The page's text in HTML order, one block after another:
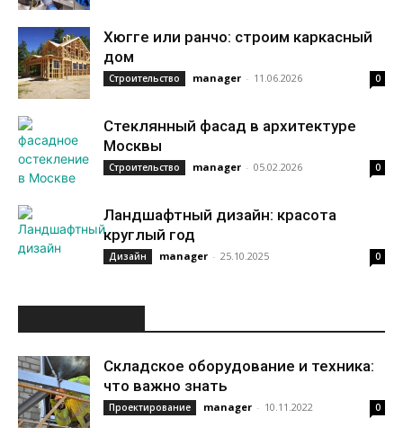
Хюгге или ранчо: строим каркасный
дом
Строительство manager - 11.06.2026 0
Стеклянный фасад в архитектуре
Москвы
Строительство manager - 05.02.2026 0
Ландшафтный дизайн: красота
круглый год
Дизайн manager - 25.10.2025 0
Складское оборудование и техника:
что важно знать
Проектирование manager - 10.11.2022 0